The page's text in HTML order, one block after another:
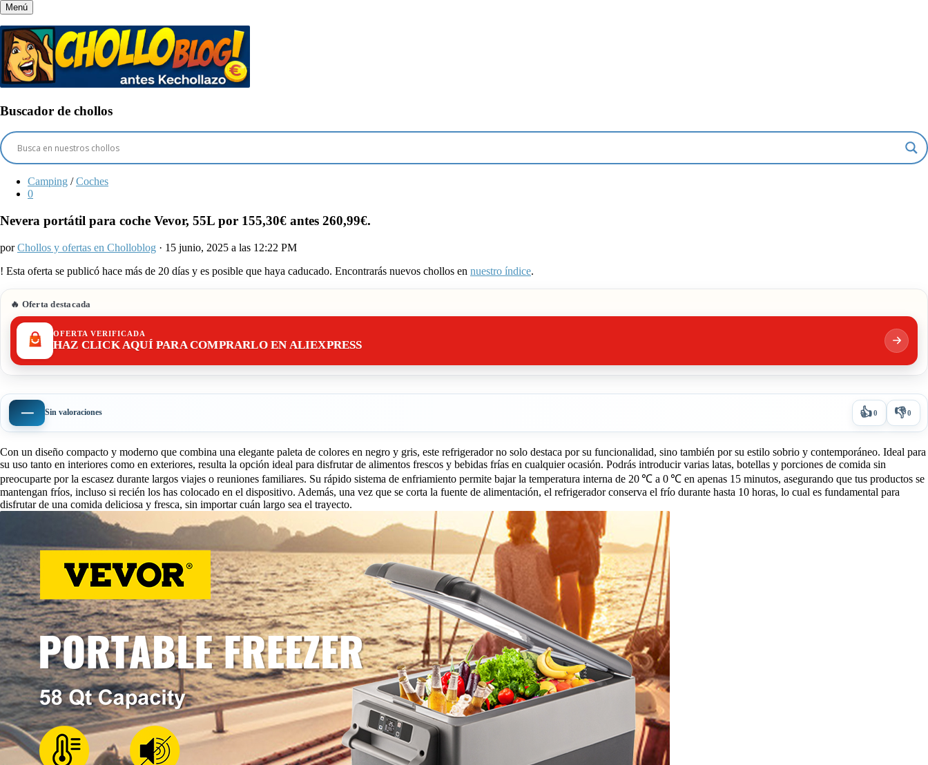
Menú
Buscador de chollos
Camping / Coches
0
Nevera portátil para coche Vevor, 55L por 155,30€ antes 260,99€.
porChollos y ofertas en Cholloblog · 15 junio, 2025 a las 12:22 PM
! Esta oferta se publicó hace más de 20 días y es posible que haya caducado. Encontrarás nuevos chollos en nuestro índice.
🔥 Oferta destacada
OFERTA VERIFICADA
HAZ CLICK AQUÍ PARA COMPRARLO EN ALIEXPRESS
— Sin valoraciones 👍0 👎0
Con un diseño compacto y moderno que combina una elegante paleta de colores en negro y gris, este refrigerador no solo destaca por su funcionalidad, sino también por su estilo sobrio y contemporáneo. Ideal para
su uso tanto en interiores como en exteriores, resulta la opción ideal para disfrutar de alimentos frescos y bebidas frías en cualquier ocasión. Podrás introducir varias latas, botellas y porciones de comida sin
preocuparte por la escasez durante largos viajes o reuniones familiares. Su rápido sistema de enfriamiento permite bajar la temperatura interna de 20 ℃ a 0 ℃ en apenas 15 minutos, asegurando que tus productos se
mantengan fríos, incluso si recién los has colocado en el dispositivo. Además, una vez que se corta la fuente de alimentación, el refrigerador conserva el frío durante hasta 10 horas, lo cual es fundamental para
disfrutar de una comida deliciosa y fresca, sin importar cuán largo sea el trayecto.